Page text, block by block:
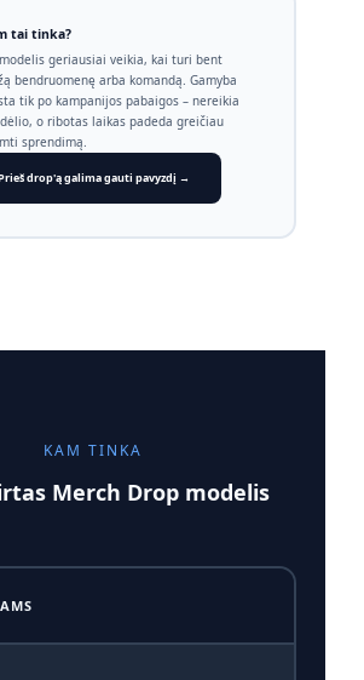
tai tinka?
geriausiai veikia, kai turi bent
bendruomenę arba komandą. Gamyba
tik po kampanijos pabaigos – nereikia
o ribotas laikas padeda greičiau
sprendimą.
drop'ą galima gauti pavyzdį →
KAM TINKA
Merch Drop modelis